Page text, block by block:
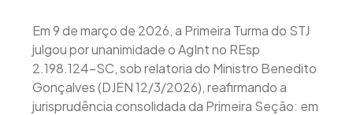
Em 9 de março de 2026, a Primeira Turma do STJ
julgou por unanimidade o AgInt no REsp
2.198.124-SC, sob relatoria do Ministro Benedito
Gonçalves (DJEN 12/3/2026), reafirmando a
jurisprudência consolidada da Primeira Seção: em